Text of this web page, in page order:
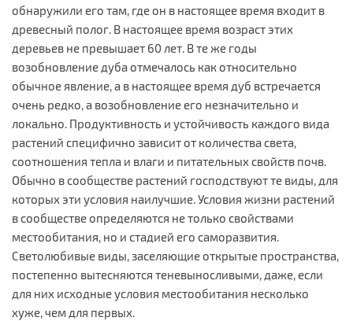
обнаружили его там, где он в настоящее время входит в
древесный полог. В настоящее время возраст этих
деревьев не превышает 60 лет. В те же годы
возобновление дуба отмечалось как относительно
обычное явление, а в настоящее время дуб встречается
очень редко, а возобновление его незначительно и
локально. Продуктивность и устойчивость каждого вида
растений специфично зависит от количества света,
соотношения тепла и влаги и питательных свойств почв.
Обычно в сообществе растений господствуют те виды, для
которых эти условия наилучшие. Условия жизни растений
в сообществе определяются не только свойствами
местообитания, но и стадией его саморазвития.
Светолюбивые виды, заселяющие открытые пространства,
постепенно вытесняются теневыносливыми, даже, если
для них исходные условия местообитания несколько
хуже, чем для первых.